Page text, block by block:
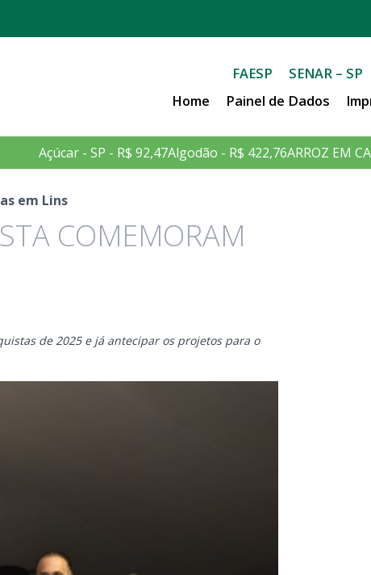
FAESP SENAR – SP
Home
Painel de Dados
Açúcar - SP - R$ 92,47Algodão - R$ 422,76ARROZ EM
em Lins
COMEMORAM
de 2025 e já antecipar os projetos para o